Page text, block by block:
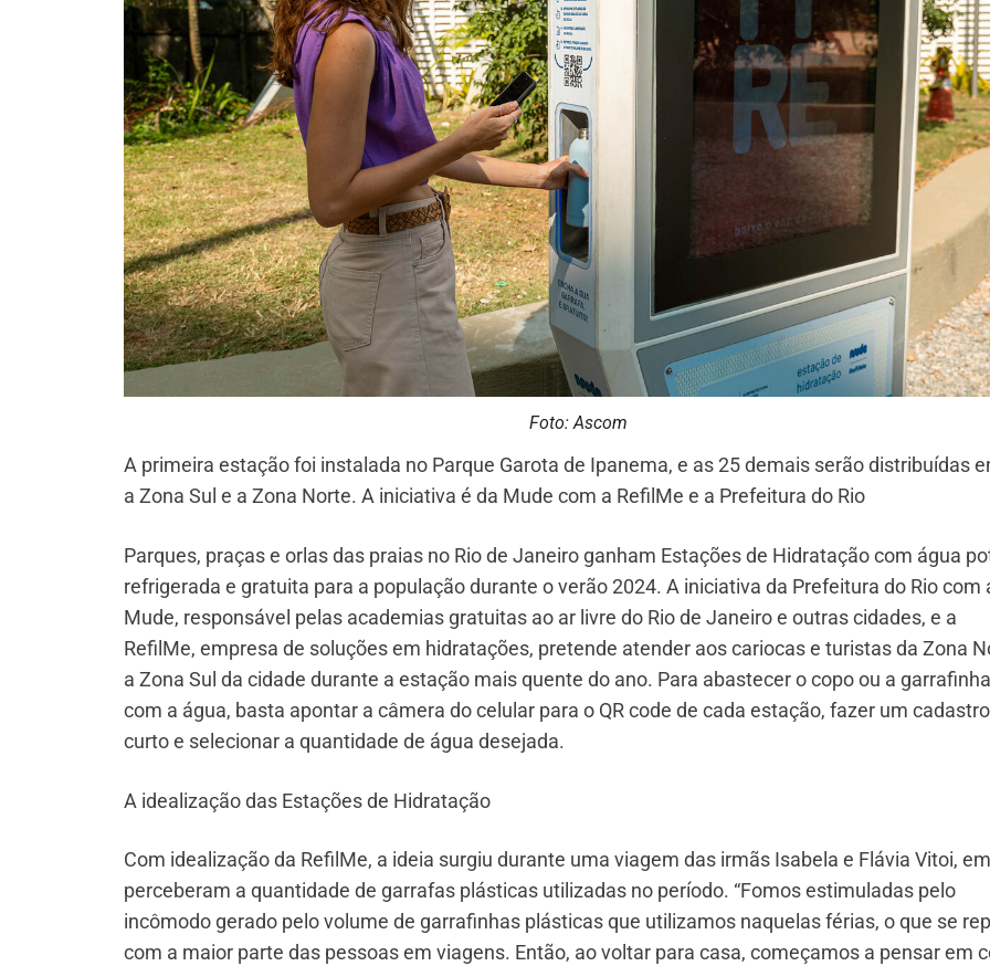
Foto: Ascom
A primeira estação foi instalada no Parque Garota de Ipanema, e as 25 demais serão distribuídas
a Zona Sul e a Zona Norte. A iniciativa é da Mude com a RefilMe e a Prefeitura do Rio
Parques, praças e orlas das praias no Rio de Janeiro ganham Estações de Hidratação com água
refrigerada e gratuita para a população durante o verão 2024. A iniciativa da Prefeitura do Rio com
Mude, responsável pelas academias gratuitas ao ar livre do Rio de Janeiro e outras cidades, e a
RefilMe, empresa de soluções em hidratações, pretende atender aos cariocas e turistas da Zona
a Zona Sul da cidade durante a estação mais quente do ano. Para abastecer o copo ou a garrafinha
com a água, basta apontar a câmera do celular para o QR code de cada estação, fazer um cadastro
curto e selecionar a quantidade de água desejada.
A idealização das Estações de Hidratação
Com idealização da RefilMe, a ideia surgiu durante uma viagem das irmãs Isabela e Flávia Vitoi,
perceberam a quantidade de garrafas plásticas utilizadas no período. “Fomos estimuladas pelo
incômodo gerado pelo volume de garrafinhas plásticas que utilizamos naquelas férias, o que se
com a maior parte das pessoas em viagens. Então, ao voltar para casa, começamos a pensar em